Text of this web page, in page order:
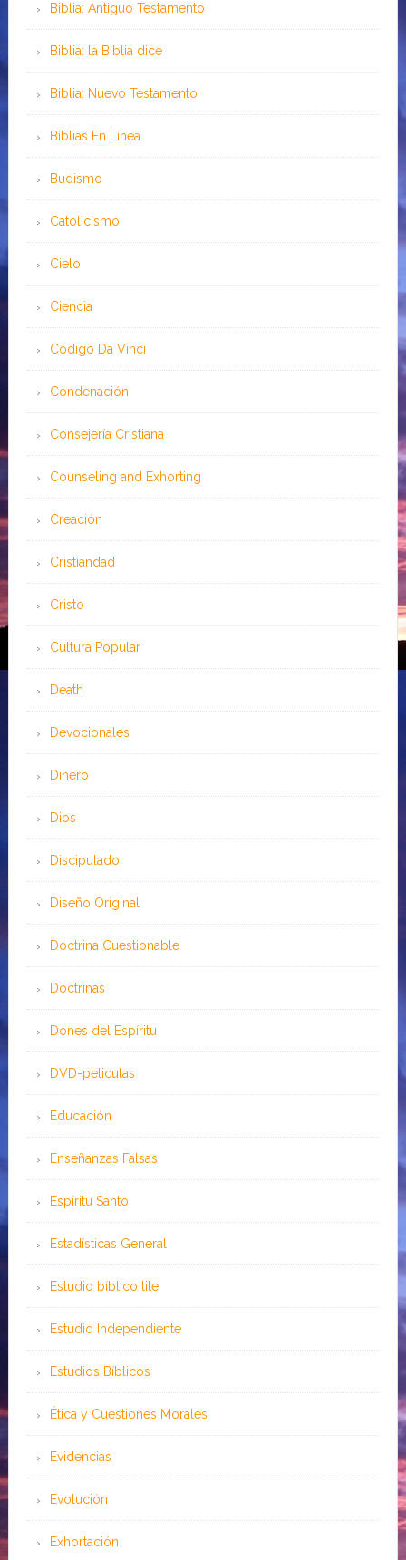
Biblia: Antiguo Testamento
Biblia: la Biblia dice
Biblia: Nuevo Testamento
Bíblias En Línea
Budismo
Catolicismo
Cielo
Ciencia
Código Da Vinci
Condenación
Consejería Cristiana
Counseling and Exhorting
Creación
Cristiandad
Cristo
Cultura Popular
Death
Devocionales
Dinero
Dios
Discipulado
Diseño Original
Doctrina Cuestionable
Doctrinas
Dones del Espíritu
DVD-peliculas
Educación
Enseñanzas Falsas
Espíritu Santo
Estadísticas General
Estudio bíblico lite
Estudio Independiente
Estudios Bíblicos
Ética y Cuestiones Morales
Evidencias
Evolución
Exhortación